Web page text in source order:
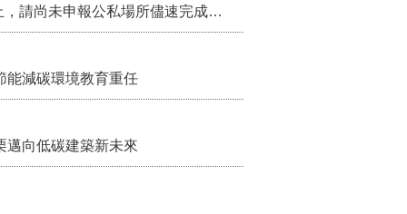
115年第2季固定源空污費申報已於7月底截止，請尚未申報公私場所儘速完成申繳，以免面臨滯納金及罰鍰!
減碳環境教育重任
向低碳建築新未來